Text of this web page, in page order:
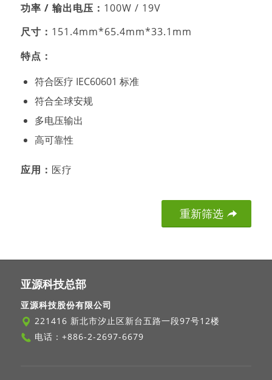
功率 / 输出电压： 100W / 19V
尺寸： 151.4mm*65.4mm*33.1mm
特点：
符合医疗 IEC60601 标准
符合全球安规
多电压输出
高可靠性
应用： 医疗
重新筛选
亚源科技总部
亚源科技股份有限公司
221416 新北市汐止区新台五路一段97号12楼
电话： +886-2-2697-6679